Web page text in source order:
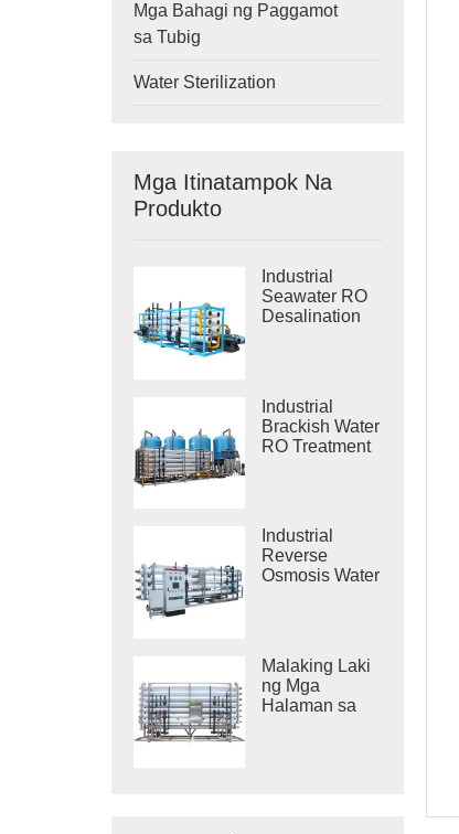
Mga Bahagi ng Paggamot
sa Tubig
Water Sterilization
Mga Itinatampok Na
Produkto
Industrial
Seawater RO
Desalination
Industrial
Brackish Water
RO Treatment
Industrial
Reverse
Osmosis Water
Malaking Laki
ng Mga
Halaman sa